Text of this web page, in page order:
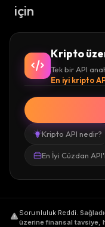
için
Kripto
Tek bir API
En iyi kripto
Kripto API nedir?
En İyi Cüzdan
Sorumluluk Reddi.
üzerine finansal tavsiye,